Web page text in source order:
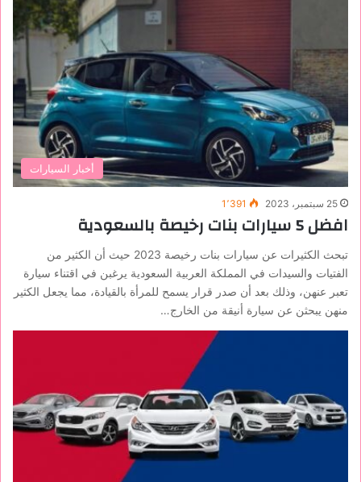
أخبار السيارات
25 سبتمبر، 2023 1٬391
افضل 5 سيارات بنات رخيصة بالسعودية
تبحث الكثيرات عن سيارات بنات رخيصة 2023 حيث أن الكثير من
الفتيات والسيدات في المملكة العربية السعودية يرغبن في اقتناء سيارة
تعبر عنهن، وذلك بعد أن صدر قرار يسمح للمرأة بالقيادة، مما يجعل الكثير
منهن يبحثن عن سيارة أنيقة من الخارج…